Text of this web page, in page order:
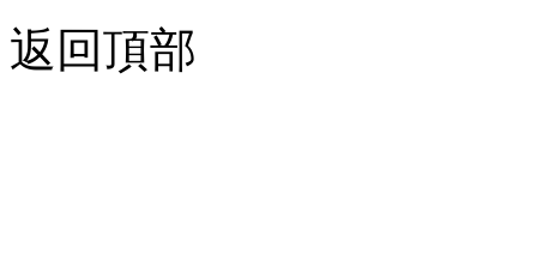
返回頂部